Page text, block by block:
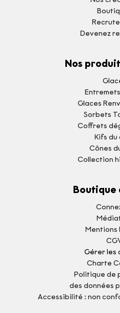
Devenez
Nos
Glaces
Sorbets
Coffrets
Kifs du
Cônes
Collection
Boutique
Mentions
Gérer les
Charte
Politique de
des données
Accessibilité : non